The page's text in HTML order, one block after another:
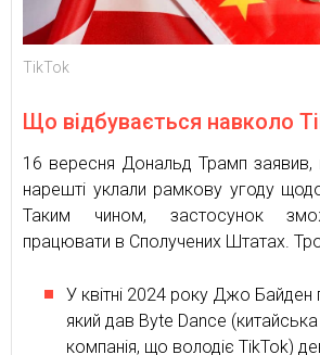
TikTok
Що відбувається навколо
16 вересня Дональд Трамп
нарешті уклали рамкову угоду
Таким чином, застосунок
працювати в Сполучених Штатах.
У квітні 2024 року Джо Байден
який дав Byte Dance
компанія, що володіє TikTok)